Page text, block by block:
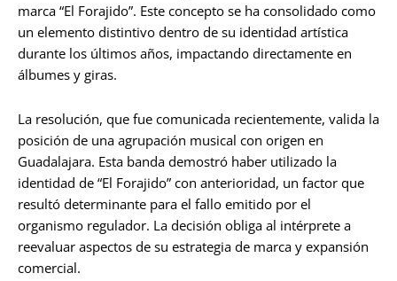
marca “El Forajido”. Este concepto se ha consolidado como
un elemento distintivo dentro de su identidad artística
durante los últimos años, impactando directamente en
álbumes y giras.
La resolución, que fue comunicada recientemente, valida la
posición de una agrupación musical con origen en
Guadalajara. Esta banda demostró haber utilizado la
identidad de “El Forajido” con anterioridad, un factor que
resultó determinante para el fallo emitido por el
organismo regulador. La decisión obliga al intérprete a
reevaluar aspectos de su estrategia de marca y expansión
comercial.